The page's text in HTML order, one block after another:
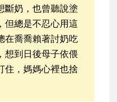
斷奶，也曾聽說塗
但總是不忍心用這
在喬喬賴著討奶吃
想到日後母子依偎
住，媽媽心裡也捨